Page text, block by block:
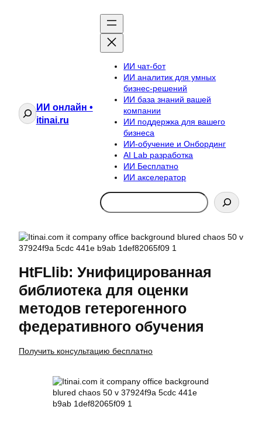
ПоискИИ онлайн •
itinai.ru
ИИ чат-бот
ИИ аналитик для умных
бизнес-решений
ИИ база знаний вашей
компании
ИИ поддержка для вашего
бизнеса
ИИ-обучение и Онбординг
AI Lab разработка
ИИ Бесплатно
ИИ акселератор
Search
HtFLlib: Унифицированная
библиотека для оценки
методов гетерогенного
федеративного обучения
Получить консультацию бесплатно